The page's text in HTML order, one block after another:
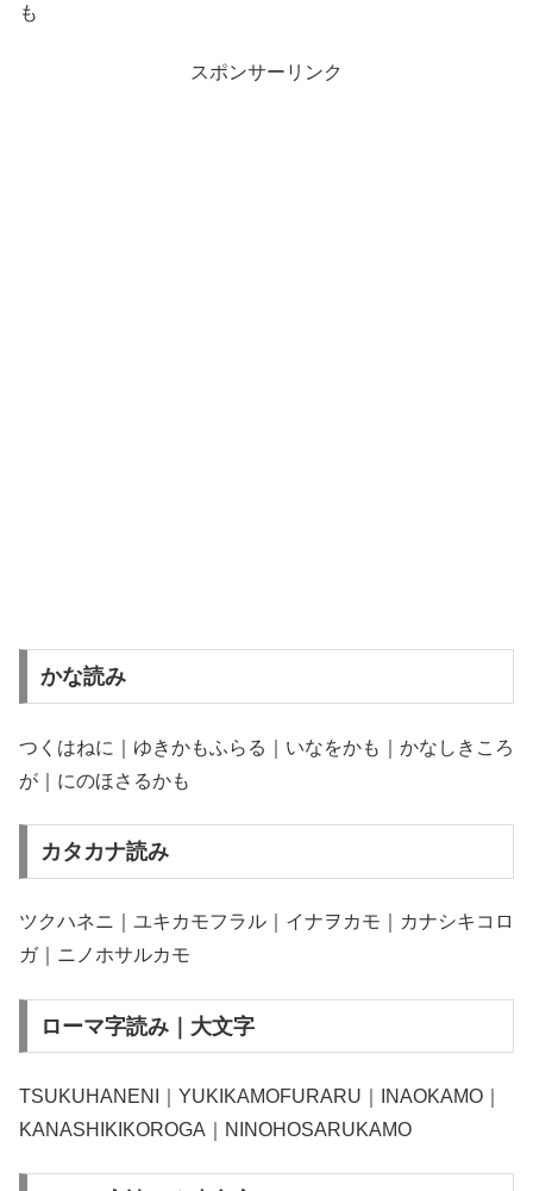
も
スポンサーリンク
かな読み
つくはねに｜ゆきかもふらる｜いなをかも｜かなしきころ
が｜にのほさるかも
カタカナ読み
ツクハネニ｜ユキカモフラル｜イナヲカモ｜カナシキコロ
ガ｜ニノホサルカモ
ローマ字読み｜大文字
TSUKUHANENI｜YUKIKAMOFURARU｜INAOKAMO｜
KANASHIKIKOROGA｜NINOHOSARUKAMO